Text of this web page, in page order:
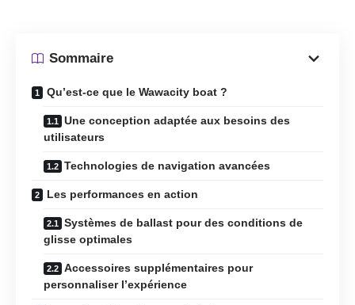
Sommaire
Qu’est-ce que le Wawacity boat ?
Une conception adaptée aux besoins des
utilisateurs
Technologies de navigation avancées
Les performances en action
Systèmes de ballast pour des conditions de
glisse optimales
Accessoires supplémentaires pour
personnaliser l’expérience